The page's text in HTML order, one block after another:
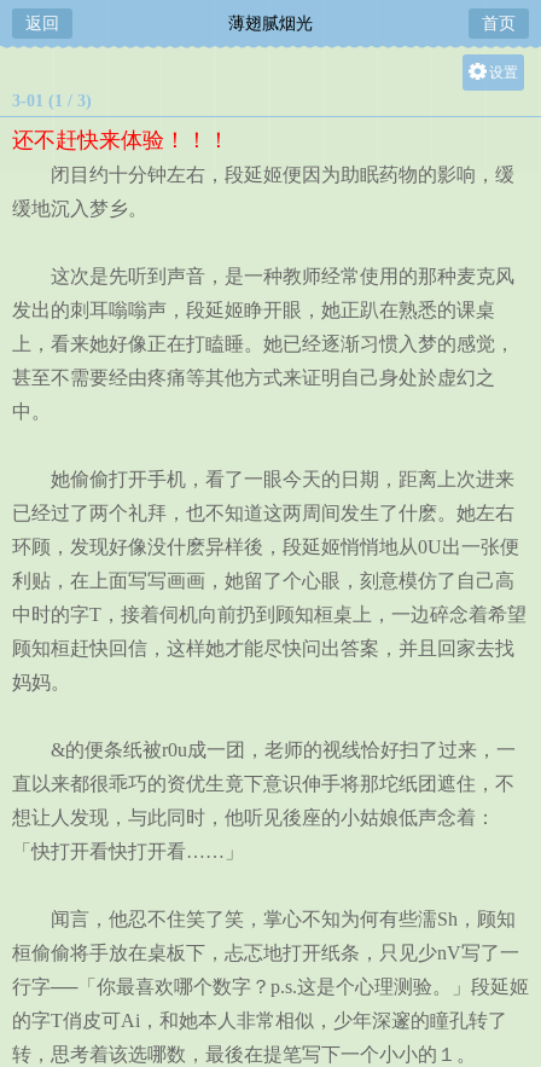
返回 薄翅腻烟光 首页
设置
中
3-01 (1 / 3)
还不赶快来体验！！！
闭目约十分钟左右，段延姬便因为助眠药物的影响，缓
缓地沉入梦乡。
这次是先听到声音，是一种教师经常使用的那种麦克风
发出的刺耳嗡嗡声，段延姬睁开眼，她正趴在熟悉的课桌
上，看来她好像正在打瞌睡。她已经逐渐习惯入梦的感觉，
甚至不需要经由疼痛等其他方式来证明自己身处於虚幻之
中。
她偷偷打开手机，看了一眼今天的日期，距离上次进来
已经过了两个礼拜，也不知道这两周间发生了什麽。她左右
环顾，发现好像没什麽异样後，段延姬悄悄地从0U出一张便
利贴，在上面写写画画，她留了个心眼，刻意模仿了自己高
中时的字T，接着伺机向前扔到顾知桓桌上，一边碎念着希望
顾知桓赶快回信，这样她才能尽快问出答案，并且回家去找
妈妈。
&的便条纸被r0u成一团，老师的视线恰好扫了过来，一
直以来都很乖巧的资优生竟下意识伸手将那坨纸团遮住，不
想让人发现，与此同时，他听见後座的小姑娘低声念着：
「快打开看快打开看……」
闻言，他忍不住笑了笑，掌心不知为何有些濡Sh，顾知
桓偷偷将手放在桌板下，忐忑地打开纸条，只见少nV写了一
行字──「你最喜欢哪个数字？p.s.这是个心理测验。」段延姬
的字T俏皮可Ai，和她本人非常相似，少年深邃的瞳孔转了
转，思考着该选哪数，最後在提笔写下一个小小的１。